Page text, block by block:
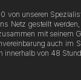
unseren
gestellt
mit
auch
von 48